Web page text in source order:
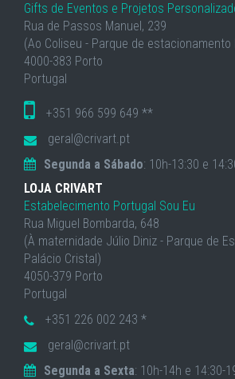
Gifts de Eventos e Projetos
Rua de Passos Manuel, 239
(Ao Coliseu - Parque de estacionamento
4000-383 Porto
Portugal
+351 966 599 649 **
geral@crivart.pt
Segunda a Sábado: 10h-13:30 e
LOJA CRIVART
Estabelecimento Portugal Sou Eu
Rua Miguel Bombarda, 648
(À maternidade Júlio Diniz - Parque de
Palácio Cristal)
4050-379 Porto
Portugal
+351 226 002 243 *
geral@crivart.pt
Segunda a Sexta: 10h-14h e 14:30-